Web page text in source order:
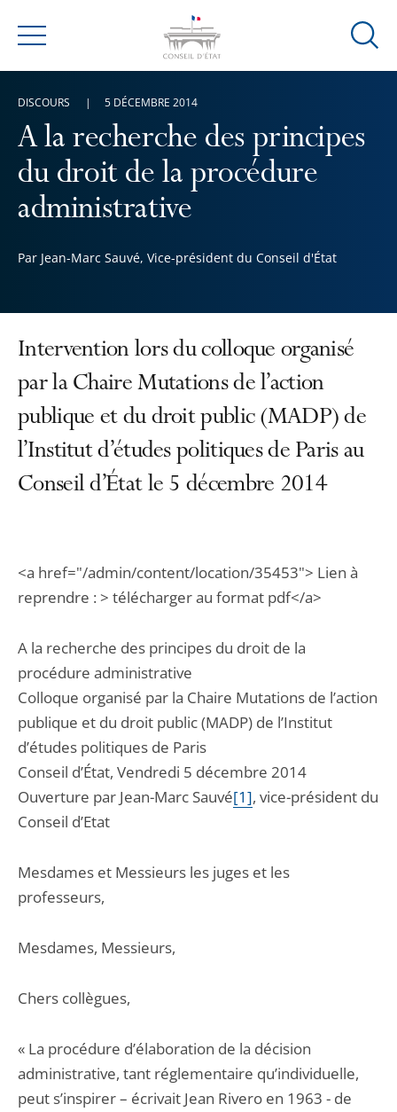
Menu
Ouvrir
A la recherche des principes
du droit de la procédure
administrative
Par Jean-Marc Sauvé, Vice-président du Conseil d'État
DISCOURS 5 DÉCEMBRE 2014
Intervention lors du colloque organisé
par la Chaire Mutations de l’action
publique et du droit public (MADP) de
l’Institut d’études politiques de Paris au
Conseil d’État le 5 décembre 2014
<a href="/admin/content/location/35453"> Lien à
reprendre : > télécharger au format pdf</a>
A la recherche des principes du droit de la
procédure administrative
Colloque organisé par la Chaire Mutations de l’action
publique et du droit public (MADP) de l’Institut
d’études politiques de Paris
Conseil d’État, Vendredi 5 décembre 2014
Ouverture par Jean-Marc Sauvé[1], vice-président du
Conseil d’Etat
Mesdames et Messieurs les juges et les
professeurs,
Mesdames, Messieurs,
Chers collègues,
« La procédure d’élaboration de la décision
administrative, tant réglementaire qu’individuelle,
peut s’inspirer – écrivait Jean Rivero en 1963 - de